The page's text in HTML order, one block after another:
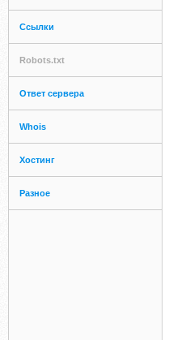
Ссылки
Robots.txt
Ответ сервера
Whois
Хостинг
Разное